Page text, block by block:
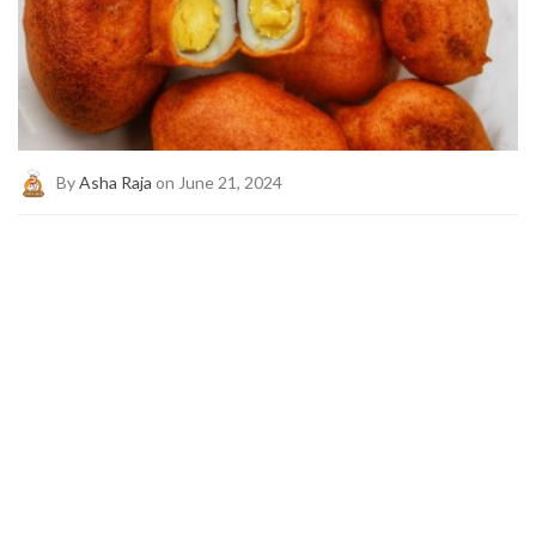
By Asha Raja on June 21, 2024